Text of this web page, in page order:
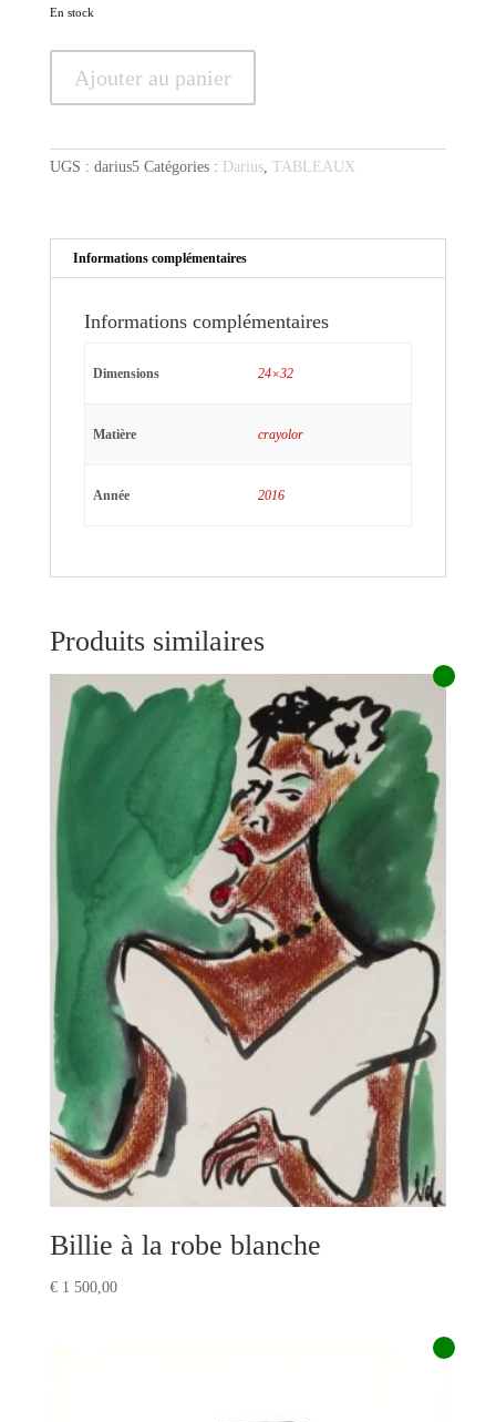
En stock
Tête
Darius
sur
Ajouter au panier
UGS : darius5 Catégories : Darius, TABLEAUX
Informations complémentaires
Informations complémentaires
Dimensions 24×32
Matière crayolor
Année 2016
Produits similaires
Billie à la robe blanche
€1 500,00